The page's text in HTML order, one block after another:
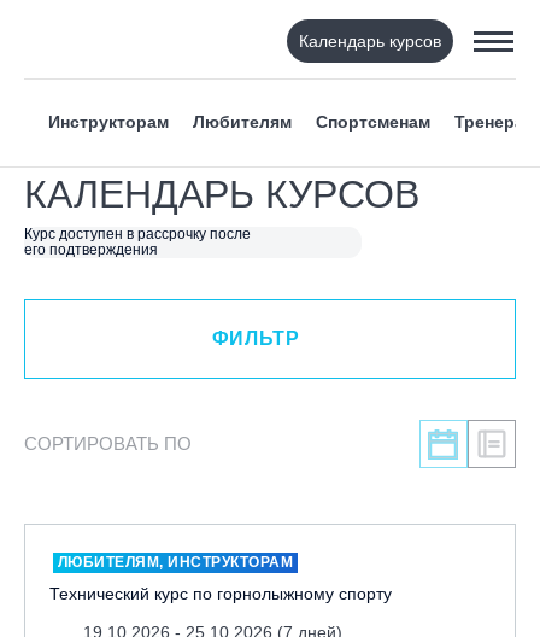
Календарь курсов
Инструкторам Любителям Спортсменам Тренерам
КАЛЕНДАРЬ КУРСОВ
Курс доступен в рассрочку после
его подтверждения
ФИЛЬТР
ВИД СПОРТА
Сноуборд
Лонгбординг
Лыжный фристайл
ФИЛЬТР
СОРТИРОВАТЬ ПО
ЛЮБИТЕЛЯМ, ИНСТРУКТОРАМ
Технический курс по горнолыжному спорту
19.10.2026 - 25.10.2026 (7 дней)